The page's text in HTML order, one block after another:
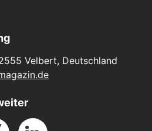
Velbert, Deutschland